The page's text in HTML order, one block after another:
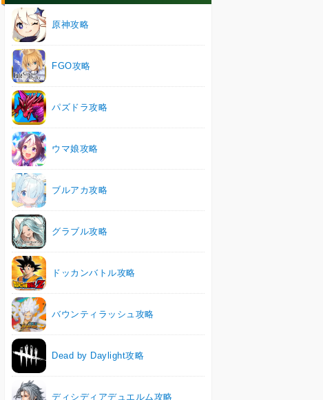
原神攻略
FGO攻略
パズドラ攻略
ウマ娘攻略
ブルアカ攻略
グラブル攻略
ドッカンバトル攻略
バウンティラッシュ攻略
Dead by Daylight攻略
ディシディアデュエルム攻略